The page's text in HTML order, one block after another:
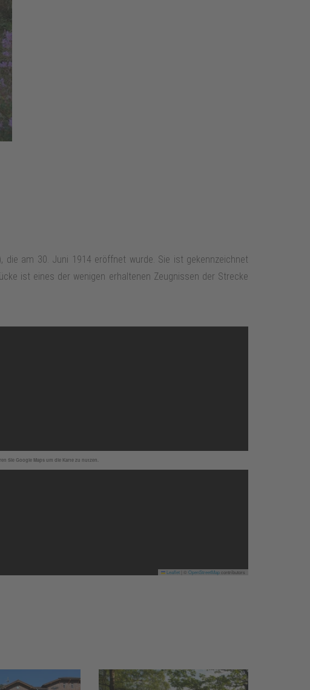
die am 30. Juni 1914 eröffnet wurde. Sie ist gekennzeichnet
ist eines der wenigen erhaltenen Zeugnissen der Strecke
Sie Google Maps um die Karte zu nutzen.
Leaflet OpenStreetMapcontributors